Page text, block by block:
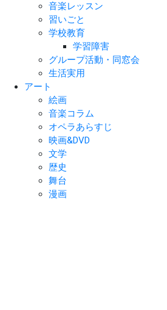
音楽レッスン
習いごと
学校教育
学習障害
グループ活動・同窓会
生活実用
アート
絵画
音楽コラム
オペラあらすじ
映画&DVD
文学
歴史
舞台
漫画